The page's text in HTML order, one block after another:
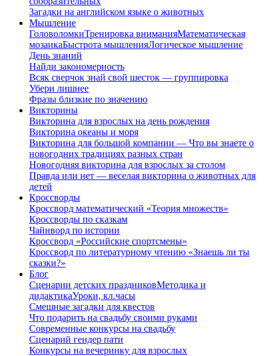
Загадки на английском языке о животных
Мышление
ГоловоломкиТренировка вниманияМатематическая
мозаикаБыстрота мышленияЛогическое мышление
День знаний
Найди закономерность
Всяк сверчок знай свой шесток — группировка
Убери лишнее
Фразы близкие по значению
Викторины
Викторина для взрослых на день рождения
Викторина океаны и моря
Викторина для большой компании — Что вы знаете о
новогодних традициях разных стран
Новогодняя викторина для взрослых за столом
Правда или нет — веселая викторина о животных для
детей
Кроссворды
Кроссворд математический «Теория множеств»
Кроссворды по сказкам
Чайнворд по истории
Кроссворд «Российские спортсмены»
Кроссворд по литературному чтению «Знаешь ли ты
сказки?»
Блог
Сценарии детских праздниковМетодика и
дидактикаУроки, кл.часы
Смешные загадки для квестов
Что подарить на свадьбу своими руками
Современные конкурсы на свадьбу
Сценарий гендер пати
Конкурсы на вечеринку для взрослых